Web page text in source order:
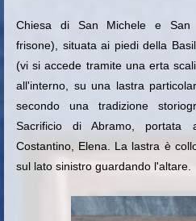
Chiesa di San Michele e San
frisone), situata ai piedi della
(vi si accede tramite una erta
all'interno, su una lastra
secondo una tradizione
Sacrificio di Abramo,
Costantino, Elena. La lastra è
sul lato sinistro guardando l'altare.